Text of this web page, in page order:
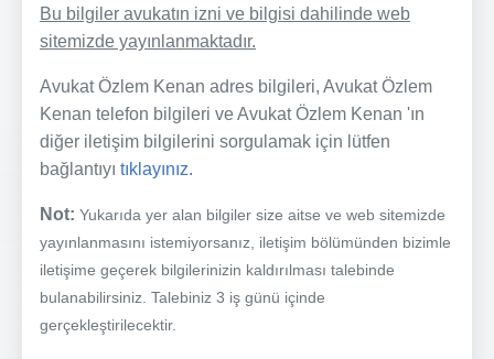
Bu bilgiler avukatın izni ve bilgisi dahilinde web
sitemizde yayınlanmaktadır.
Avukat Özlem Kenan adres bilgileri, Avukat Özlem
Kenan telefon bilgileri ve Avukat Özlem Kenan 'ın
diğer iletişim bilgilerini sorgulamak için lütfen
bağlantıyı tıklayınız.
Not: Yukarıda yer alan bilgiler size aitse ve web sitemizde
yayınlanmasını istemiyorsanız, iletişim bölümünden bizimle
iletişime geçerek bilgilerinizin kaldırılması talebinde
bulanabilirsiniz. Talebiniz 3 iş günü içinde
gerçekleştirilecektir.